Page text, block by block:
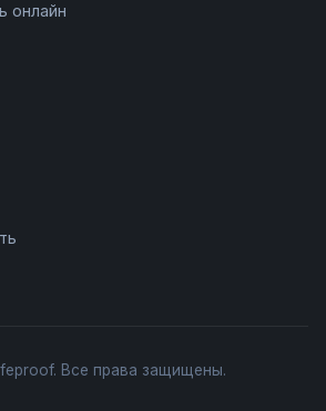
онлайн
Все права защищены.